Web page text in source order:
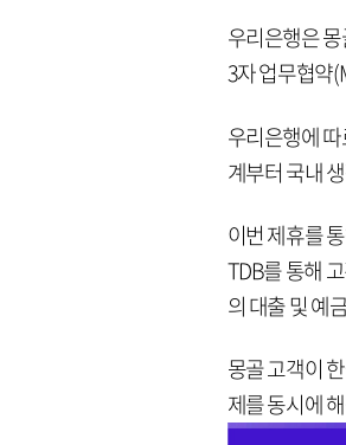
우리은행은
3자 업무협약
우리은행에
계부터 국내
이번 제휴를
TDB를 통해
의 대출 및 예
몽골 고객이
제를 동시에